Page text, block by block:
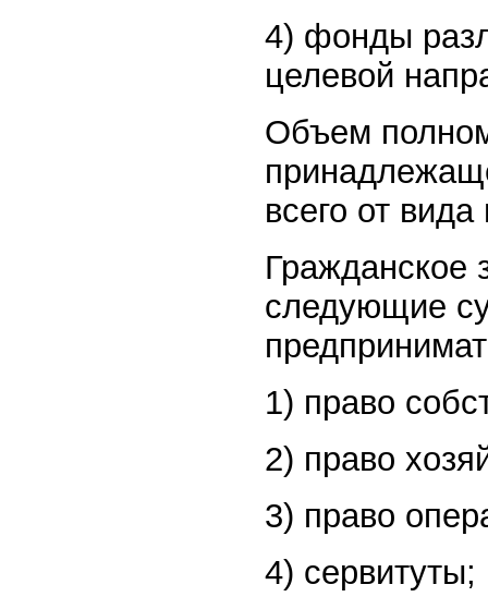
4) фонды
целевой
Объем
всего от
Гражданское
следующие
1) право
2) право
3) право
4) сервитуты;